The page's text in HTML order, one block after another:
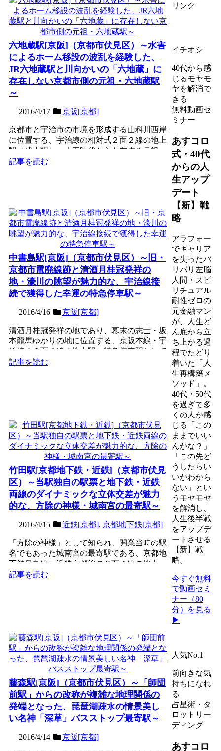
六地蔵駅[京阪]（京都市伏見区）～水害
によるホーム移設の波乱を経験した、
JR六地蔵駅と川向かいの「六地蔵」に
存在しない京都市側の元祖・六地蔵駅
～
2016/4/17 京阪[京都]
京都市と宇治市の市境を形成する山科川西岸
に位置する、宇治線の相対式２面２線の地上
駅（盛土駅）。大正時代から存在する元祖・
六地蔵駅であるが、そ...
記事を読む
中書島駅[京阪]（京都市伏見区）～旧・
京都市電廃線跡と清酒月桂冠発祥の
地・濠川の眺望が魅力的な、宇治線接
続で獲得した幸運の特急停車駅～
2016/4/16 京阪[京都]
清酒月桂冠発祥の地であり、幕末の志士・坂
本龍馬ゆかりの地に位置する、京阪本線・宇
治線の３面４線の地上駅。特急停車駅として
は異例の１万人程度の...
記事を読む
竹田駅[京都地下鉄・近鉄]（京都市伏見
区）～当駅独自の駅票と地下鉄・近鉄
両線のダイナミックな立体交差が魅力
的な、方除の神様・城南宮の最寄駅～
2016/4/15 近鉄[京都], 京都地下鉄[京都]
「方除の神様」として知られ、開業当時の駅
名でもあった城南宮の最寄駅である、京都地
下鉄烏丸線と近鉄京都線の２面４線の地上
駅。昭和初期に開業し長...
記事を読む
藤森駅[京阪]（京都市伏見区）～「師団
前駅」からの改称が複雑な地理関係の
発端となった、琵琶湖疎水の情景美し
い名神「深草」バスストップ最寄駅～
2016/4/14 京阪[京都]
リンク
イチオシ
40代から感
じるモヤモ
ヤを解消で
きる
無料動画セ
ミナー
あすコロ
式・40代
からの人
生アップ
デート
【新】戦
略
アラフォー
でキャリア
を失ったバ
リバリ左脳
人間・スピ
リチュアル
耐性ゼロの
元金融マン
が、人生ど
ん底から立
ち上がる過
程でたどり
着いた「人
生再構築メ
ソッド」。
40代・50代
を過ぎて多
くの人が感
じる「この
ままでいい
んかな？」
「この先ど
うしたらい
いかわから
ない」とい
うモヤモヤ
を解消し、
人生後半戦
をアップデ
ートさせる
【新】戦
略。
今すぐ無料
で動画セミ
ナー（80
分）を見る
▶
人気No.1
前向きな気
持ちになれ
る
占星術・タ
ロットリー
ディング
あすコロ